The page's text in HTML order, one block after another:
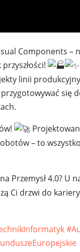
Components –
linii
się
– to
Przemysł 4.0? U
Ci drzwi do